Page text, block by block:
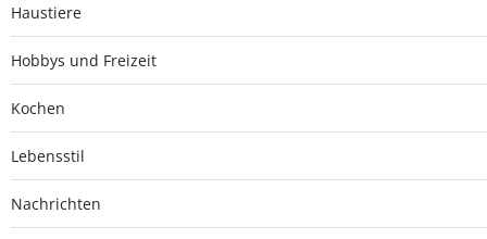
Haustiere
Hobbys und Freizeit
Kochen
Lebensstil
Nachrichten